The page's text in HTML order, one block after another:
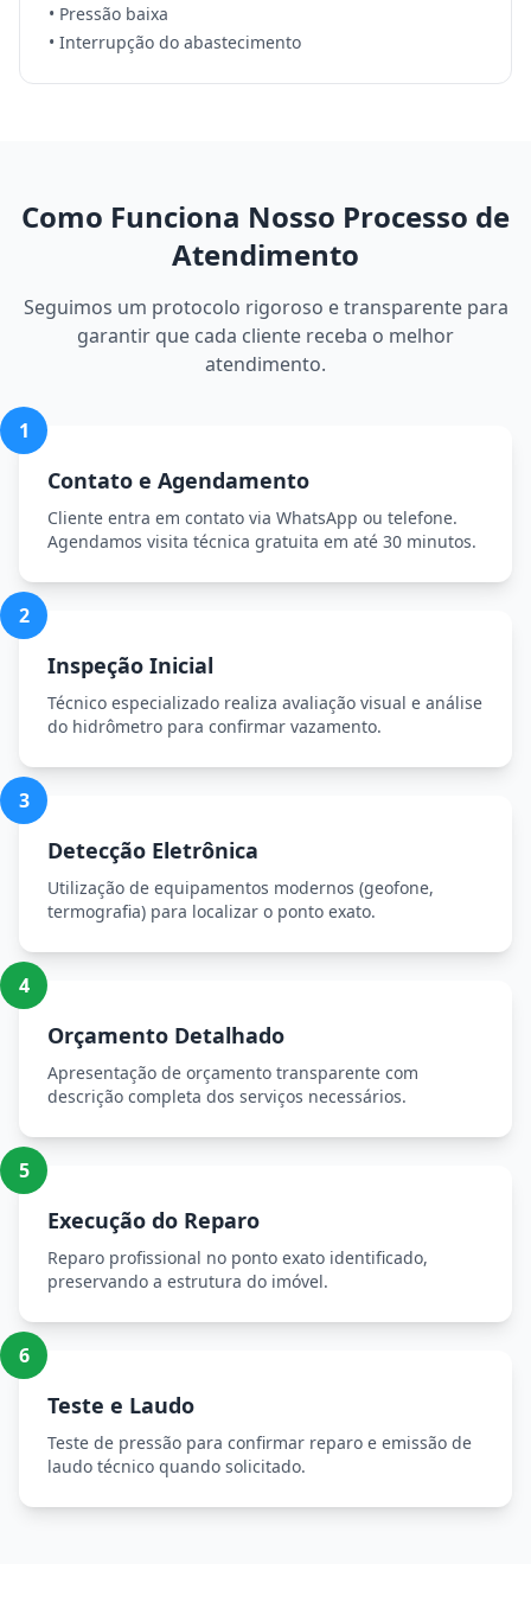
• Pressão baixa
• Interrupção do abastecimento
Como Funciona Nosso Processo de
Atendimento
Seguimos um protocolo rigoroso e transparente para
garantir que cada cliente receba o melhor
atendimento.
1
Contato e Agendamento
Cliente entra em contato via WhatsApp ou telefone.
Agendamos visita técnica gratuita em até 30 minutos.
2
Inspeção Inicial
Técnico especializado realiza avaliação visual e análise
do hidrômetro para confirmar vazamento.
3
Detecção Eletrônica
Utilização de equipamentos modernos (geofone,
termografia) para localizar o ponto exato.
4
Orçamento Detalhado
Apresentação de orçamento transparente com
descrição completa dos serviços necessários.
5
Execução do Reparo
Reparo profissional no ponto exato identificado,
preservando a estrutura do imóvel.
6
Teste e Laudo
Teste de pressão para confirmar reparo e emissão de
laudo técnico quando solicitado.